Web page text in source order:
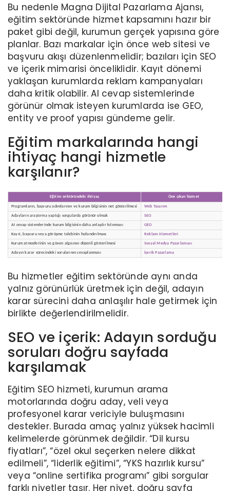
Bu nedenle Magna Dijital Pazarlama Ajansı,
eğitim sektöründe hizmet kapsamını hazır bir
paket gibi değil, kurumun gerçek yapısına göre
planlar. Bazı markalar için önce web sitesi ve
başvuru akışı düzenlenmelidir; bazıları için SEO
ve içerik mimarisi önceliklidir. Kayıt dönemi
yaklaşan kurumlarda reklam kampanyaları
daha kritik olabilir. AI cevap sistemlerinde
görünür olmak isteyen kurumlarda ise GEO,
entity ve proof yapısı gündeme gelir.
Eğitim markalarında hangi
ihtiyaç hangi hizmetle
karşılanır?
Eğitim sektöründeki ihtiyaç Öne çıkan hizmet
Programların, başvuru adımlarının ve kurum bilgisinin net gösterilmesi Web Tasarım
Adayların araştırma yaptığı sorgularda görünür olmak SEO
AI cevap sistemlerinde kurum bilgisinin daha anlaşılır kılınması GEO
Kayıt, başvuru veya görüşme talebinin hızlandırılması Reklam Hizmetleri
Kurum atmosferinin ve güven algısının düzenli gösterilmesi Sosyal Medya Pazarlaması
Adayın karar sürecindeki sorularının cevaplanması İçerik Pazarlama
Bu hizmetler eğitim sektöründe aynı anda
yalnız görünürlük üretmek için değil, adayın
karar sürecini daha anlaşılır hale getirmek için
birlikte değerlendirilmelidir.
SEO ve içerik: Adayın sorduğu
soruları doğru sayfada
karşılamak
Eğitim SEO hizmeti, kurumun arama
motorlarında doğru aday, veli veya
profesyonel karar vericiyle buluşmasını
destekler. Burada amaç yalnız yüksek hacimli
kelimelerde görünmek değildir. “Dil kursu
fiyatları”, “özel okul seçerken nelere dikkat
edilmeli”, “liderlik eğitimi”, “YKS hazırlık kursu”
veya “online sertifika programı” gibi sorgular
farklı niyetler taşır. Her niyet, doğru sayfa